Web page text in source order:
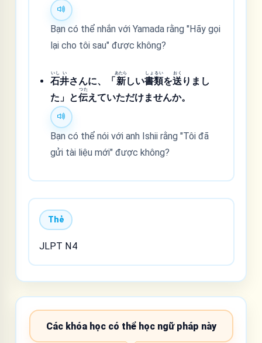
Bạn có thể nhắn với Yamada rằng "Hãy gọi
lại cho tôi sau" được không?
石
いし
井
い
さんに、「新
あたら
しい書
しょ
類
るい
を送
おく
りまし
た」と伝
つた
えていただけませんか。
Bạn có thể nói với anh Ishii rằng "Tôi đã
gửi tài liệu mới" được không?
Thẻ
JLPT N4
Các khóa học có thể học ngữ pháp này